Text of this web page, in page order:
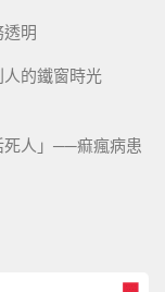
明
的鐵窗時光
死人」──痲瘋病患